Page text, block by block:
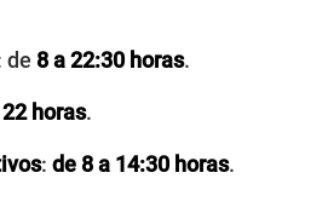
de 8 a 22:30 horas.
horas.
: de 8 a 14:30 horas.